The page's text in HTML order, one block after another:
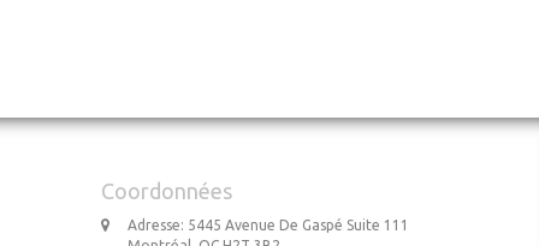
Coordonnées
Adresse: 5445 Avenue De Gaspé Suite 111